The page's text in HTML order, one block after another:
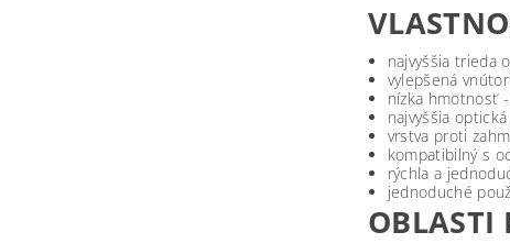
najvyššia trieda
vylepšená
nízka hmotnosť
najvyššia
vrstva proti
kompatibilný s
rýchla a
jednoduché
OBLASTI